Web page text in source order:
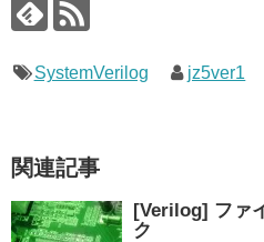
SystemVerilog jz5ver1
関連記事
[Verilog] ファ
ク